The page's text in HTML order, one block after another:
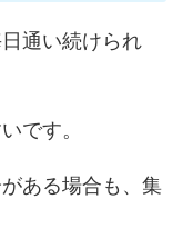
通い続けられ
です。
ある場合も、集